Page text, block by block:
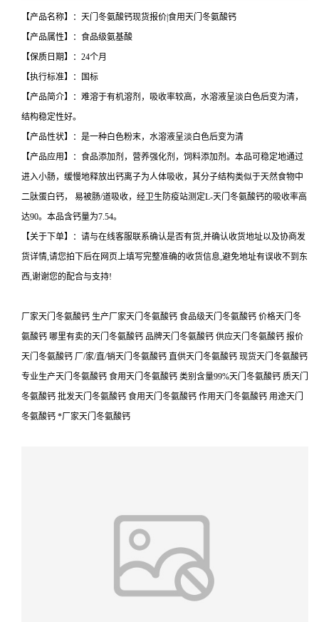
【产品名称】：天门冬氨酸钙现货报价|食用天门冬氨酸钙
【产品属性】：食品级氨基酸
【保质日期】：24个月
【执行标准】：国标
【产品简介】：难溶于有机溶剂，吸收率较高，水溶液呈淡白色后变为清，
结构稳定性好。
【产品性状】：是一种白色粉末，水溶液呈淡白色后变为清
【产品应用】：食品添加剂，营养强化剂，饲料添加剂。本品可稳定地通过
进入小肠，缓慢地释放出钙离子为人体吸收，其分子结构类似于天然食物中
二肽蛋白钙， 易被肠/道吸收，经卫生防疫站测定L-天门冬氨酸钙的吸收率高
达90。本品含钙量为7.54。
【关于下单】：请与在线客服联系确认是否有货,并确认收货地址以及协商发
货详情,请您拍下后在网页上填写完整准确的收货信息,避免地址有误收不到东
西,谢谢您的配合与支持!
厂家天门冬氨酸钙 生产厂家天门冬氨酸钙 食品级天门冬氨酸钙 价格天门冬
氨酸钙 哪里有卖的天门冬氨酸钙 品牌天门冬氨酸钙 供应天门冬氨酸钙 报价
天门冬氨酸钙 厂/家/直/销天门冬氨酸钙 直供天门冬氨酸钙 现货天门冬氨酸钙
专业生产天门冬氨酸钙 食用天门冬氨酸钙 类别含量99%天门冬氨酸钙 质天门
冬氨酸钙 批发天门冬氨酸钙 食用天门冬氨酸钙 作用天门冬氨酸钙 用途天门
冬氨酸钙 *厂家天门冬氨酸钙